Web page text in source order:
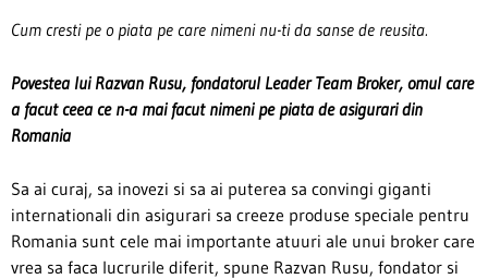
Cum cresti pe o piata pe care nimeni nu-ti da sanse de reusita.
Povestea lui Razvan Rusu, fondatorul Leader Team Broker, omul care
a facut ceea ce n-a mai facut nimeni pe piata de asigurari din
Romania
Sa ai curaj, sa inovezi si sa ai puterea sa convingi giganti
internationali din asigurari sa creeze produse speciale pentru
Romania sunt cele mai importante atuuri ale unui broker care
vrea sa faca lucrurile diferit, spune Razvan Rusu, fondator si